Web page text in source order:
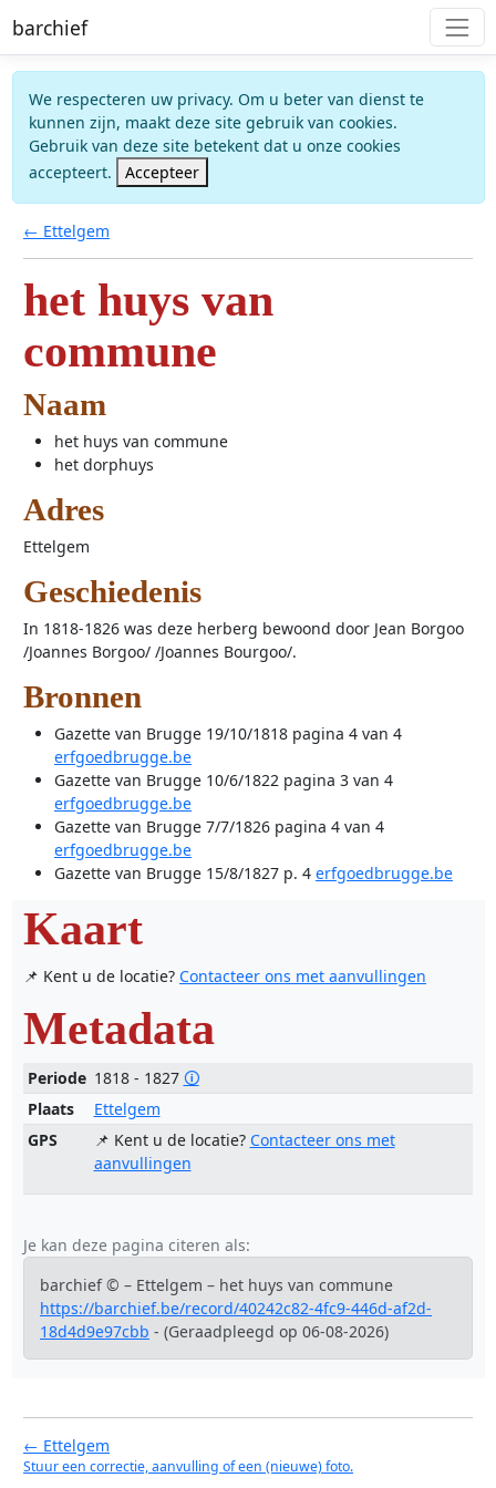
barchief
We respecteren uw privacy. Om u beter van dienst te
kunnen zijn, maakt deze site gebruik van cookies.
Gebruik van deze site betekent dat u onze cookies
accepteert.
Accepteer
← Ettelgem
het huys van
commune
Naam
het huys van commune
het dorphuys
Adres
Ettelgem
Geschiedenis
In 1818-1826 was deze herberg bewoond door Jean Borgoo
/Joannes Borgoo/ /Joannes Bourgoo/.
Bronnen
Gazette van Brugge 19/10/1818 pagina 4 van 4
erfgoedbrugge.be
Gazette van Brugge 10/6/1822 pagina 3 van 4
erfgoedbrugge.be
Gazette van Brugge 7/7/1826 pagina 4 van 4
erfgoedbrugge.be
Gazette van Brugge 15/8/1827 p. 4 erfgoedbrugge.be
Kaart
📌 Kent u de locatie? Contacteer ons met aanvullingen
Metadata
Periode 1818 - 1827 🛈
Plaats
Ettelgem
GPS
📌 Kent u de locatie? Contacteer ons met
aanvullingen
Je kan deze pagina citeren als:
barchief © – Ettelgem – het huys van commune
https://barchief.be/record/40242c82-4fc9-446d-af2d-
18d4d9e97cbb - (Geraadpleegd op 06-08-2026)
← Ettelgem
Stuur een correctie, aanvulling of een (nieuwe) foto.